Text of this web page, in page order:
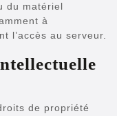
du matériel
à
l’accès au serveur.
de propriété